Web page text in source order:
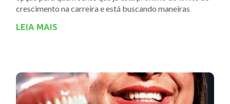
crescimento na carreira e está buscando maneiras
LEIA MAIS